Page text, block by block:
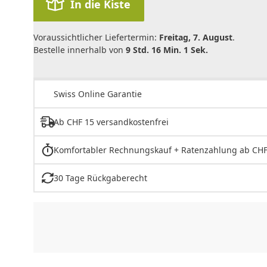
In die Kiste
Voraussichtlicher Liefertermin: Freitag, 7. August.
Bestelle innerhalb von 9 Std. 16 Min. 1 Sek.
Swiss Online Garantie
Ab CHF 15 versandkostenfrei
Komfortabler Rechnungskauf + Ratenzahlung ab
30 Tage Rückgaberecht